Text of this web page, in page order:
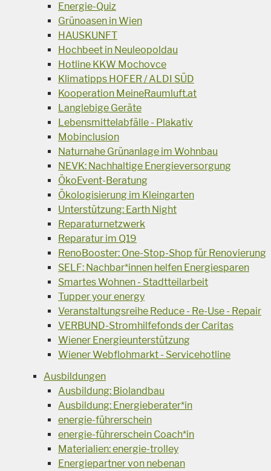
Energie-Quiz
Grünoasen in Wien
HAUSKUNFT
Hochbeet in Neuleopoldau
Hotline KKW Mochovce
Klimatipps HOFER / ALDI SÜD
Kooperation MeineRaumluft.at
Langlebige Geräte
Lebensmittelabfälle - Plakativ
Mobinclusion
Naturnahe Grünanlage im Wohnbau
NEVK: Nachhaltige Energieversorgung
ÖkoEvent-Beratung
Ökologisierung im Kleingarten
Unterstützung: Earth Night
Reparaturnetzwerk
Reparatur im Q19
RenoBooster: One-Stop-Shop für Renovierung
SELF: Nachbar*innen helfen Energiesparen
Smartes Wohnen - Stadtteilarbeit
Tupper your energy
Veranstaltungsreihe Reduce - Re-Use - Repair
VERBUND-Stromhilfefonds der Caritas
Wiener Energieunterstützung
Wiener Webflohmarkt - Servicehotline
Ausbildungen
Ausbildung: Biolandbau
Ausbildung: Energieberater*in
energie-führerschein
energie-führerschein Coach*in
Materialien: energie-trolley
Energiepartner von nebenan